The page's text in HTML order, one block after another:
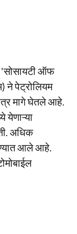
'सोसायटी ऑफ
ने पेट्रोलियम
मागे घेतले आहे.
येणाऱ्या
अधिक
आले आहे.